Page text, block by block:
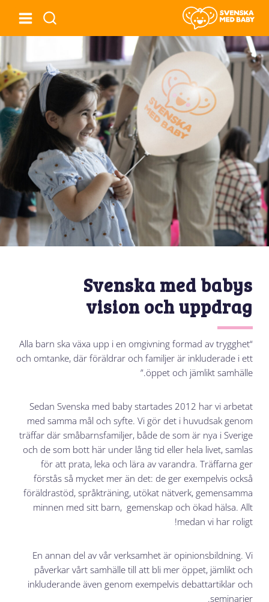
Svenska med babys
vision och uppdrag
“Alla barn ska växa upp i en omgivning formad av trygghet
och omtanke, där föräldrar och familjer är inkluderade i ett
öppet och jämlikt samhälle.”
Sedan Svenska med baby startades 2012 har vi arbetat
med samma mål och syfte. Vi gör det i huvudsak genom
träffar där småbarnsfamiljer, både de som är nya i Sverige
och de som bott här under lång tid eller hela livet, samlas
för att prata, leka och lära av varandra. Träffarna ger
förstås så mycket mer än det: de ger exempelvis också
föräldrastöd, språkträning, utökat nätverk, gemensamma
minnen med sitt barn, gemenskap och ökad hälsa. Allt
medan vi har roligt!
En annan del av vår verksamhet är opinionsbildning. Vi
påverkar vårt samhälle till att bli mer öppet, jämlikt och
inkluderande även genom exempelvis debattartiklar och
seminarier.